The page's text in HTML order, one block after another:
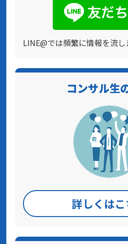
LINE@では頻繁に情報を流し
コンサル生
詳しくはこ